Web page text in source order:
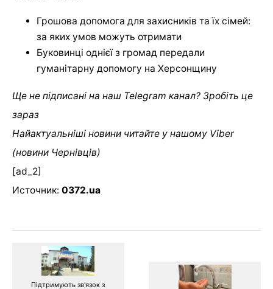
Грошова допомога для захисників та їх сімей:
за яких умов можуть отримати
Буковинці однієї з громад передали
гуманітарну допомогу на Херсонщину
Ще не підписані на наш Telegram канал? Зробіть це
зараз
Найактуальніші новини читайте у нашому Viber
(новини Чернівців)
[ad_2]
Источник: 0372.ua
Підтримують зв'язок з